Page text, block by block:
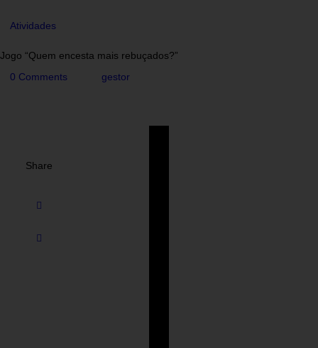
Atividades
Jogo “Quem encesta mais rebuçados?”
0 Comments gestor
Share